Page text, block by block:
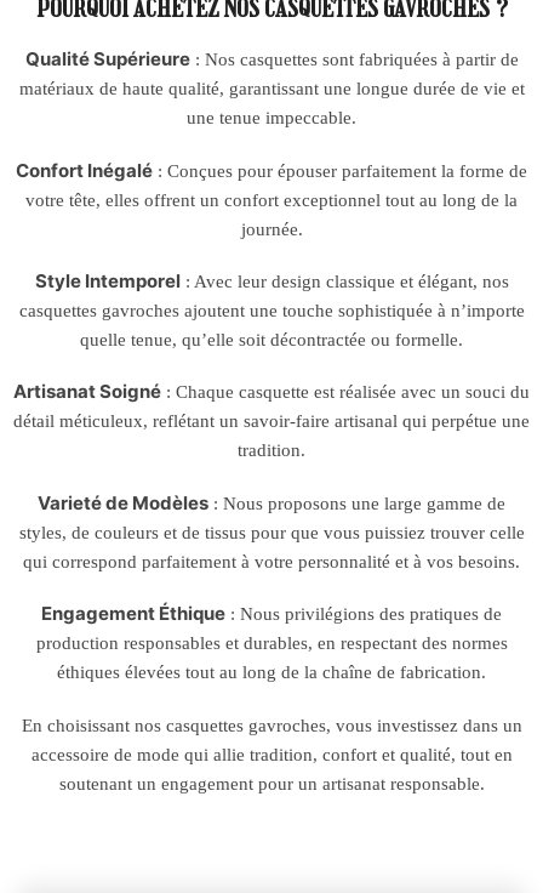
POURQUOI ACHETEZ NOS CASQUETTES GAVROCHES ?
Qualité Supérieure: Nos casquettes sont fabriquées à partir de
matériaux de haute qualité, garantissant une longue durée de vie et
une tenue impeccable.
Confort Inégalé : Conçues pour épouser parfaitement la forme de
votre tête, elles offrent un confort exceptionnel tout au long de la
journée.
Style Intemporel : Avec leur design classique et élégant, nos
casquettes gavroches ajoutent une touche sophistiquée à n’importe
quelle tenue, qu’elle soit décontractée ou formelle.
Artisanat Soigné : Chaque casquette est réalisée avec un souci du
détail méticuleux, reflétant un savoir-faire artisanal qui perpétue une
tradition.
Varieté de Modèles : Nous proposons une large gamme de
styles, de couleurs et de tissus pour que vous puissiez trouver celle
qui correspond parfaitement à votre personnalité et à vos besoins.
Engagement Éthique : Nous privilégions des pratiques de
production responsables et durables, en respectant des normes
éthiques élevées tout au long de la chaîne de fabrication.
En choisissant nos casquettes gavroches, vous investissez dans un
accessoire de mode qui allie tradition, confort et qualité, tout en
soutenant un engagement pour un artisanat responsable.